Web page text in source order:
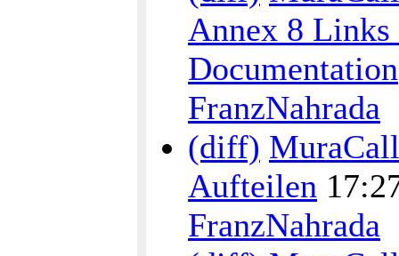
Annex 8 Links
Documentation
FranzNahrada
(diff)
Aufteilen
FranzNahrada